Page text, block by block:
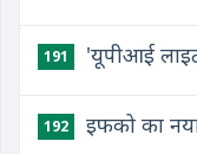
191 'यूपीआई
192 इफको का